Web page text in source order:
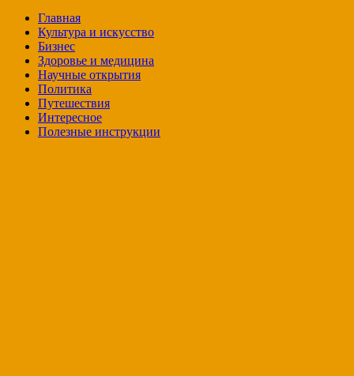
Главная
Культура и искусство
Бизнес
Здоровье и медицина
Научные открытия
Политика
Путешествия
Интересное
Полезные инструкции